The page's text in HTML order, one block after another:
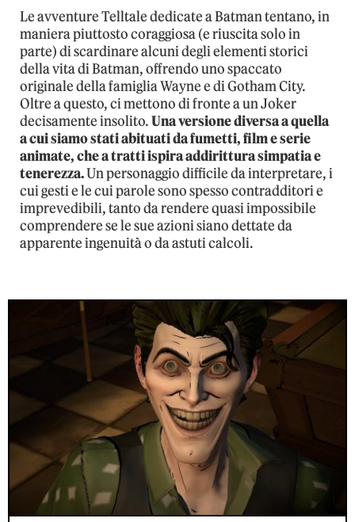
Le avventure Telltale dedicate a Batman tentano, in
maniera piuttosto coraggiosa (e riuscita solo in
parte) di scardinare alcuni degli elementi storici
della vita di Batman, offrendo uno spaccato
originale della famiglia Wayne e di Gotham City.
Oltre a questo, ci mettono di fronte a un Joker
decisamente insolito.Una versione diversa a quella
a cui siamo stati abituati da fumetti, film e serie
animate, che a tratti ispira addirittura simpatia e
tenerezza.Un personaggio difficile da interpretare, i
cui gesti e le cui parole sono spesso contradditori e
imprevedibili, tanto da rendere quasi impossibile
comprendere se le sue azioni siano dettate da
apparente ingenuità o da astuti calcoli.